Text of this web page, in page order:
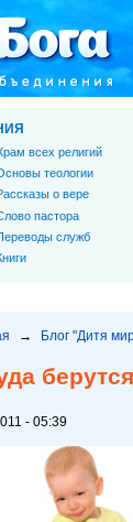
→ Блог "Дитя
- 05:39
всех религий
теологии
о вере
пастора
служб